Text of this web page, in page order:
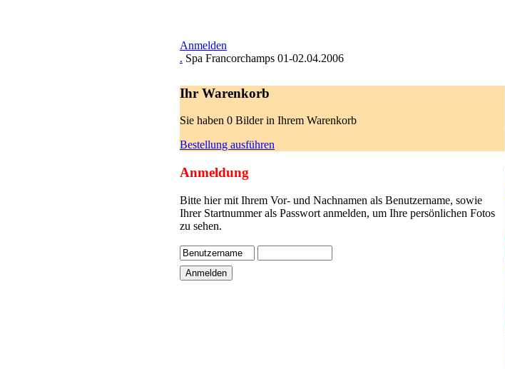
Anmelden
. Spa Francorchamps 01-02.04.2006
Ihr Warenkorb
Sie haben 0 Bilder in Ihrem Warenkorb
Bestellung ausführen
Anmeldung
Bitte hier mit Ihrem Vor- und Nachnamen als Benutzername, sowie
Ihrer Startnummer als Passwort anmelden, um Ihre persönlichen Fotos
zu sehen.